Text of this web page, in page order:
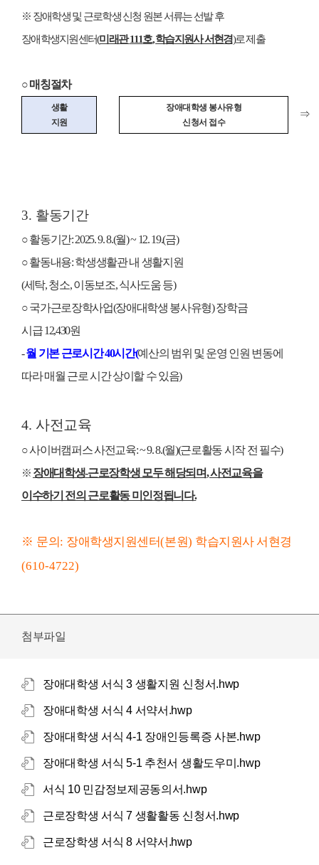
※ 장애학생 및 근로학생 신청 원본 서류는 선발 후
장애학생지원센터(미래관111호,학습지원사 서현경)로 제출
○매칭절차
생활
지원
장애대학생 봉사유형
신청서 접수
⇒
3. 활동기간
○활동기간: 2025. 9. 8.(월) ~ 12. 19.(금)
○활동내용:학생생활관 내 생활지원
(세탁,청소,이동보조,식사도움 등)
○국가근로장학사업(장애대학생 봉사유형)장학금
시급12,430원
-월 기본 근로시간40시간(예산의 범위 및 운영 인원 변동에
따라 매월 근로 시간 상이할 수 있음)
4. 사전교육
○사이버캠퍼스 사전교육: ~ 9. 8.(월)(근로활동 시작 전 필수)
※ 장애대학생-근로장학생 모두 해당되며,사전교육을
이수하기 전의 근로활동 미인정됩니다.
※ 문의: 장애학생지원센터(본원) 학습지원사 서현경
(610-4722)
첨부파일
장애대학생 서식 3 생활지원 신청서.hwp
장애대학생 서식 4 서약서.hwp
장애대학생 서식 4-1 장애인등록증 사본.hwp
장애대학생 서식 5-1 추천서 생활도우미.hwp
서식 10 민감정보제공동의서.hwp
근로장학생 서식 7 생활활동 신청서.hwp
근로장학생 서식 8 서약서.hwp